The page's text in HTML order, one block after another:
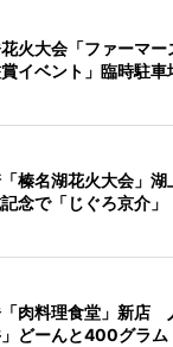
火大会「ファーマ
賞イベント」臨時駐車
榛名湖花火大会」
念で「じぐろ京介」
肉料理食堂」新店
どーんと400グラム